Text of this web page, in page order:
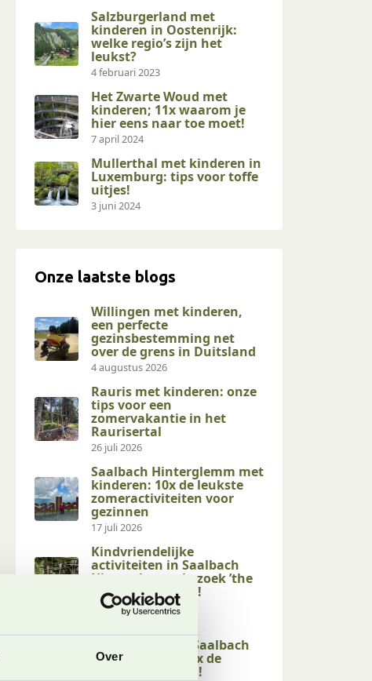
Over
Salzburgerland met
kinderen in Oostenrijk:
welke regio’s zijn het
leukst?
4 februari 2023
Het Zwarte Woud met
kinderen; 11x waarom je
hier eens naar toe moet!
7 april 2024
Mullerthal met kinderen in
Luxemburg: tips voor toffe
uitjes!
3 juni 2024
Onze laatste blogs
Willingen met kinderen,
een perfecte
gezinsbestemming net
over de grens in Duitsland
4 augustus 2026
Rauris met kinderen: onze
tips voor een
zomervakantie in het
Raurisertal
26 juli 2026
Saalbach Hinterglemm met
kinderen: 10x de leukste
zomeractiviteiten voor
gezinnen
17 juli 2026
Kindvriendelijke
activiteiten in Saalbach
Hinterglemm: bezoek ’the
end of the valley’!
17 juli 2026
Kindvriendelijke
wandelingen in Saalbach
Hinterglemm: 10x de
leukste op een rij!